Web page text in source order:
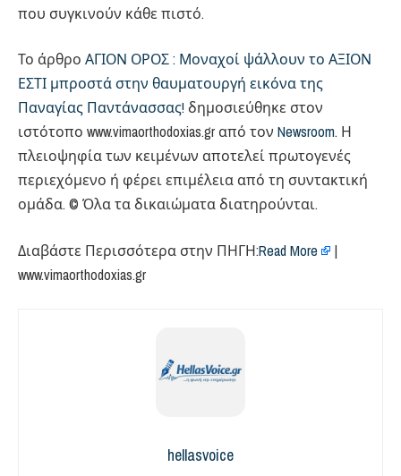
που συγκινούν κάθε πιστό.
Το άρθρο ΑΓΙΟΝ ΟΡΟΣ : Μοναχοί ψάλλουν το ΑΞΙΟΝ
ΕΣΤΙ μπροστά στην θαυματουργή εικόνα της
Παναγίας Παντάνασσας! δημοσιεύθηκε στον
ιστότοπο www.vimaorthodoxias.gr από τον Newsroom. Η
πλειοψηφία των κειμένων αποτελεί πρωτογενές
περιεχόμενο ή φέρει επιμέλεια από τη συντακτική
ομάδα. © Όλα τα δικαιώματα διατηρούνται.
Διαβάστε Περισσότερα στην ΠΗΓΗ:Read More
|
www.vimaorthodoxias.gr
hellasvoice